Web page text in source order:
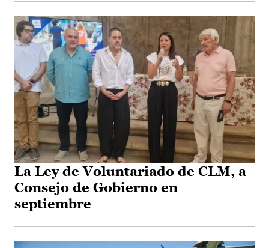
La Ley de Voluntariado de CLM, a
Consejo de Gobierno en
septiembre